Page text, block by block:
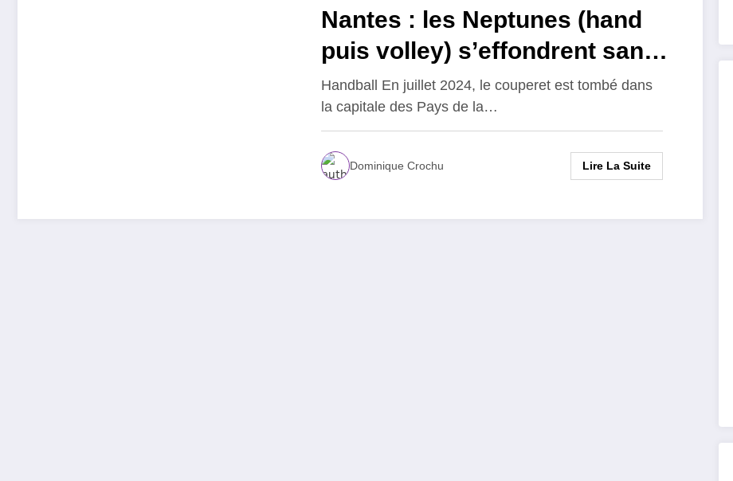
Nantes : les Neptunes (hand
puis volley) s’effondrent sans
… Réalités
Handball En juillet 2024, le couperet est tombé dans
la capitale des Pays de la…
Dominique Crochu Lire La Suite